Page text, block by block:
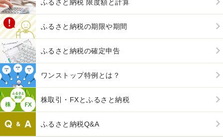
ふるさと納税 限度額と計算
ふるさと納税の期限や期間
ふるさと納税の確定申告
ワンストップ特例とは？
株取引・FXとふるさと納税
ふるさと納税Q&A